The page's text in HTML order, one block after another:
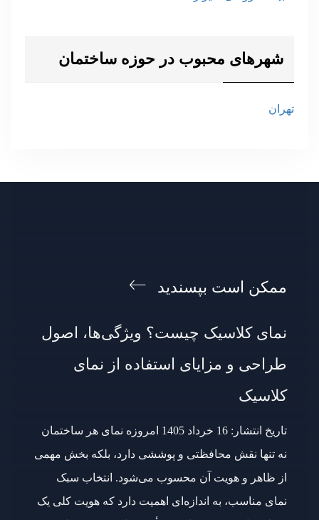
شهرهای محبوب در حوزه ساختمان
تهران
ممکن است بپسندید
نمای کلاسیک چیست؟ ویژگی‌ها، اصول
طراحی و مزایای استفاده از نمای
کلاسیک
تاریخ انتشار: 16 خرداد 1405 امروزه نمای هر ساختمان
نه تنها نقش محافظتی و پوششی دارد، بلکه بخش مهمی
از ظاهر و هویت آن محسوب می‌شود. انتخاب سبک
نمای مناسب، به اندازه‌ای اهمیت دارد که هویت کلی یک